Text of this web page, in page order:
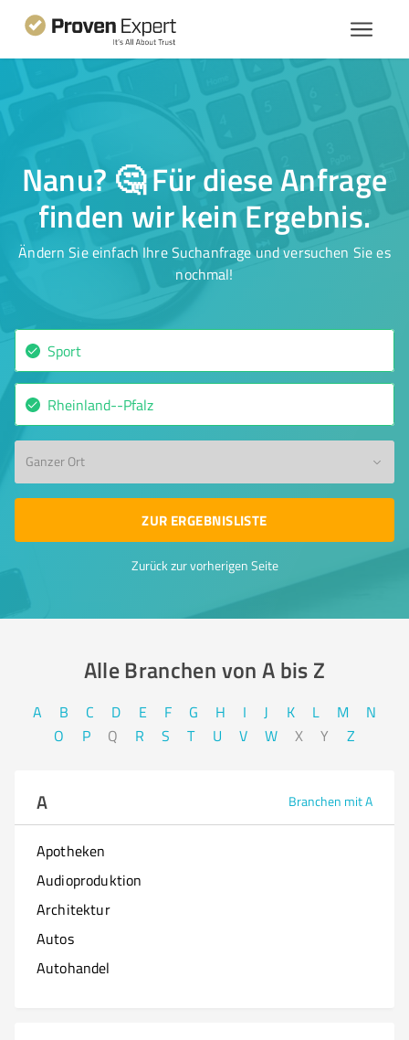
Nanu? 🤔 Für diese Anfrage
finden wir kein Ergebnis.
Ändern Sie einfach Ihre Suchanfrage und versuchen Sie es
nochmal!
Ganzer Ort
ZUR ERGEBNISLISTE
Zurück zur vorherigen Seite
Alle Branchen von A bis Z​
A B C D E F G H I J K L M
N
O
P Q R S T U V W X Y Z
A Branchen mit A
Apotheken
Audioproduktion
Architektur
Autos
Autohandel